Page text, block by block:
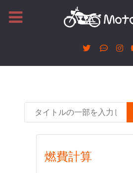
タイトルの一部を入力してく
燃費計算